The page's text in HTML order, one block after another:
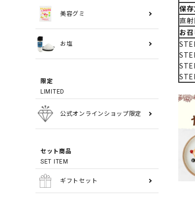
美容グミ
お塩
限定
LIMITED
公式オンラインショップ限定
セット商品
SET ITEM
ギフトセット
保
直
お